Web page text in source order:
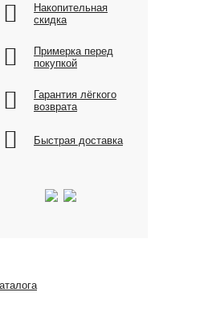
Накопительная
скидка
Примерка перед
покупкой
Гарантия лёгкого
возврата
Быстрая доставка